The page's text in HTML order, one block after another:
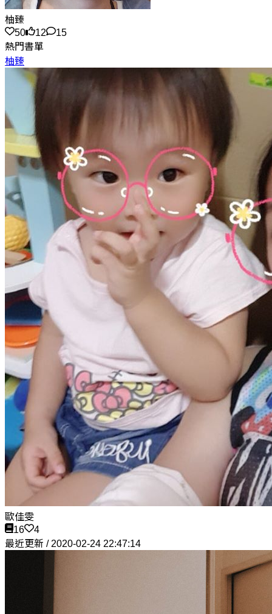
柚臻
50
12
15
熱門書單
柚臻
歐佳雯
16
4
最近更新 / 2020-02-24 22:47:14